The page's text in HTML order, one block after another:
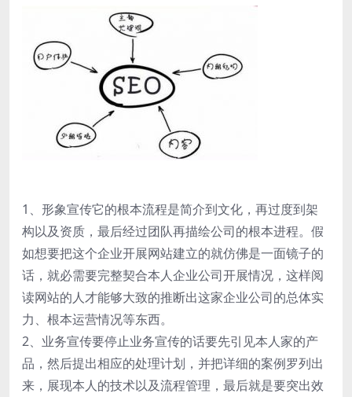
1、形象宣传它的根本流程是简介到文化，再过度到架
构以及资质，最后经过团队再描绘公司的根本进程。假
如想要把这个企业开展网站建立的就仿佛是一面镜子的
话，就必需要完整契合本人企业公司开展情况，这样阅
读网站的人才能够大致的推断出这家企业公司的总体实
力、根本运营情况等东西。
2、业务宣传要停止业务宣传的话要先引见本人家的产
品，然后提出相应的处理计划，并把详细的案例罗列出
来，展现本人的技术以及流程管理，最后就是要突出效